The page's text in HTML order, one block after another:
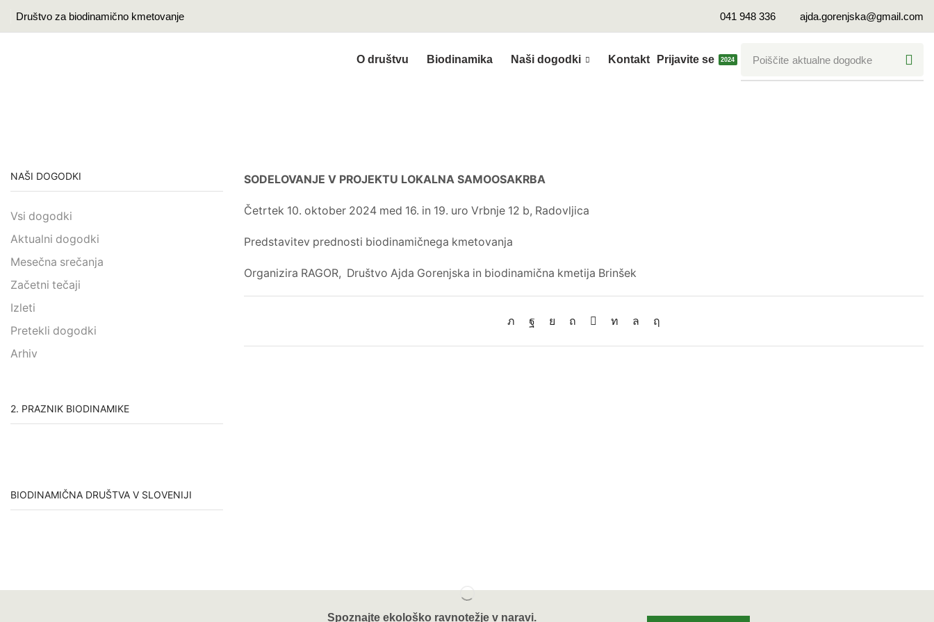
Društvo za biodinamično kmetovanje 041 948 336 ajda.gorenjska@gmail.com
O društvu Biodinamika Naši dogodki Kontakt Prijavite se 2024 Poiščite aktualne dogodke
SODELOVANJE V PROJEKTU LOKALNA SAMOOSAKRBA
Četrtek 10. oktober 2024 med 16. in 19. uro Vrbnje 12 b, Radovljica
Predstavitev prednosti biodinamičnega kmetovanja
Organizira RAGOR, Društvo Ajda Gorenjska in biodinamična kmetija Brinšek
NAŠI DOGODKI
Vsi dogodki
Aktualni dogodki
Mesečna srečanja
Začetni tečaji
Izleti
Pretekli dogodki
Arhiv
2. PRAZNIK BIODINAMIKE
BIODINAMIČNA DRUŠTVA V SLOVENIJI
Spoznajte ekološko ravnotežje v naravi.